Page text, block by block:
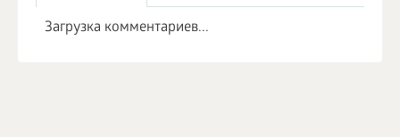
Загрузка комментариев...